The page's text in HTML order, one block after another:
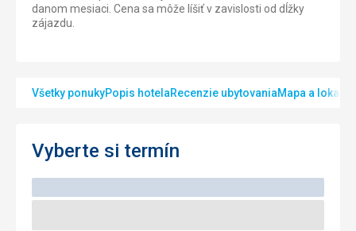
danom mesiaci. Cena sa môže líšiť v zavislosti od dĺžky
zájazdu.
Všetky ponukyPopis hotelaRecenzie ubytovaniaMapa a lokalita
Vyberte si termín